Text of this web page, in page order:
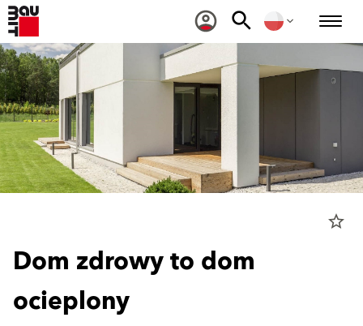
star_border
Dom zdrowy to dom
ocieplony